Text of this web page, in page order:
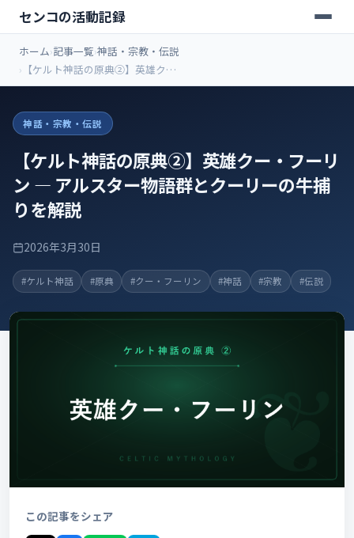
センコの活動記録
ホーム 記事一覧 神話・宗教・伝説
【ケルト神話の原典②】英雄ク
ー・フーリン ― アルスター物語群
神話・宗教・伝説
【ケルト神話の原典②】英雄クー・フーリ
ン ― アルスター物語群とクーリーの牛捕
りを解説
2026年3月30日
#ケルト神話 #原典 #クー・フーリン #神話 #宗教 #伝説
この記事をシェア